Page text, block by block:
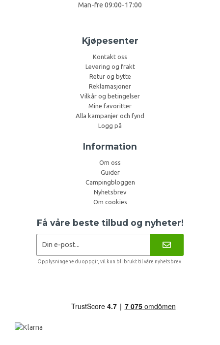
Man-fre 09:00-17:00
Kjøpesenter
Kontakt oss
Levering og frakt
Retur og bytte
Reklamasjoner
Vilkår og betingelser
Mine favoritter
Alla kampanjer och fynd
Logg på
Information
Om oss
Guider
Campingbloggen
Nyhetsbrev
Om cookies
Få våre beste tilbud og nyheter!
Opplysningene du oppgir, vil kun bli brukt til våre nyhetsbrev.